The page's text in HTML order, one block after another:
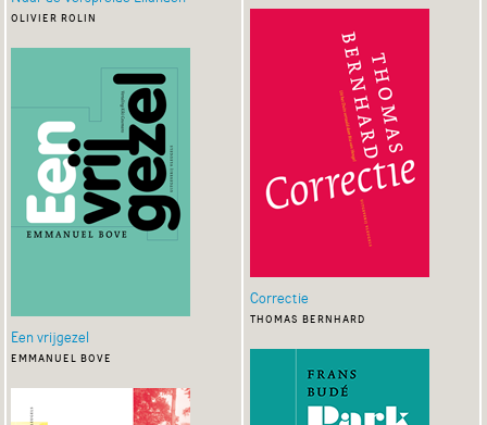
olivier rolin
Een vrijgezel
emmanuel bove
Correctie
thomas bernhard